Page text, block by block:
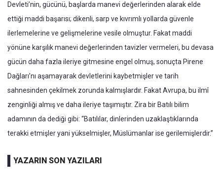
Devleti’nin, gücünü, başlarda manevi değerlerinden alarak elde
ettiği maddi başarısı; dikenli, sarp ve kıvrımlı yollarda güvenle
ilerlemelerine ve gelişmelerine vesile olmuştur. Fakat maddi
yönüne karşılık manevi değerlerinden tavizler vermeleri, bu devasa
gücün daha fazla ileriye gitmesine engel olmuş, sonuçta Pirene
Dağları’nı aşamayarak devletlerini kaybetmişler ve tarih
sahnesinden çekilmek zorunda kalmışlardır. Fakat Avrupa, bu ilmî
zenginliği almış ve daha ileriye taşımıştır. Zira bir Batılı bilim
adamının da dediği gibi: “Batılılar, dinlerinden uzaklaştıklarında
terakki etmişler yani yükselmişler, Müslümanlar ise gerilemişlerdir.”
YAZARIN SON YAZILARI